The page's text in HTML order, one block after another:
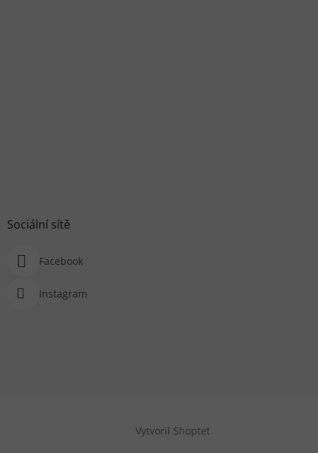
Sociální sítě
Facebook
Instagram
Vytvoril Shoptet